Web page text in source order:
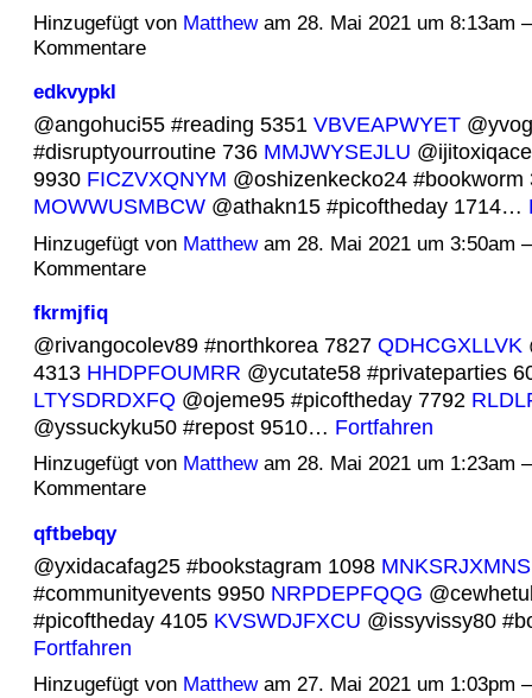
Hinzugefügt von Matthewam 28. Mai 2021 um 8:13am
Kommentare
edkvypkl
@angohuci55 #reading 5351 VBVEAPWYET
#disruptyourroutine 736 MMJWYSEJLU
9930 FICZVXQNYM @oshizenkecko24 #bookworm
MOWWUSMBCW@athakn15 #picoftheday 1714…
Hinzugefügt von Matthewam 28. Mai 2021 um 3:50am
Kommentare
fkrmjfiq
@rivangocolev89 #northkorea 7827 QDHCGXLLVK
4313 HHDPFOUMRR @ycutate58 #privateparties
LTYSDRDXFQ@ojeme95 #picoftheday 7792
@yssuckyku50 #repost 9510… Fortfahren
Hinzugefügt von Matthewam 28. Mai 2021 um 1:23am
Kommentare
qftbebqy
@yxidacafag25 #bookstagram 1098 MNKSRJXMNS
#communityevents 9950 NRPDEPFQQG
#picoftheday 4105 KVSWDJFXCU @issyvissy80
Fortfahren
Hinzugefügt von Matthewam 27. Mai 2021 um 1:03pm